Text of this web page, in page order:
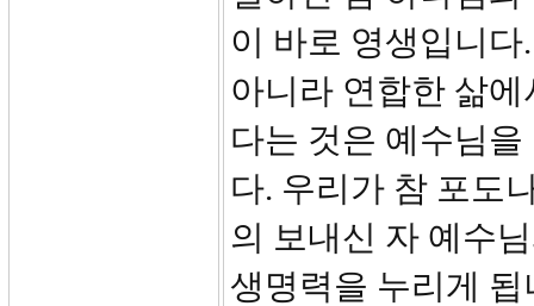
이 바로 영생입니
아니라 연합한 삶
다는 것은 예수님
다. 우리가 참 포도
의 보내신 자 예수
생명력을 누리게